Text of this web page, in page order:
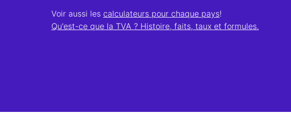
Voir aussi les calculateurs pour chaque pays!
Qu'est-ce que la TVA ? Histoire, faits, taux et formules.